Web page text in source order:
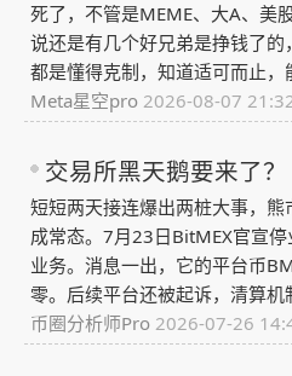
死了，不管是MEME、大A、美
说还是有几个好兄弟是挣钱了的
都是懂得克制，知道适可而止，
Meta星空pro 2026-08-07
交易所黑天鹅要来了？
短短两天接连爆出两桩大事，
成常态。7月23日BitMEX官宣
业务。消息一出，它的平台币
零。后续平台还被起诉，清算机
币圈分析师Pro 2026-07-26